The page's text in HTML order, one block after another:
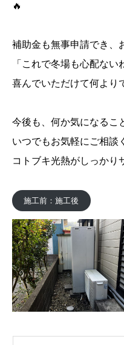
🔥
補助金も無事申請でき、
「これで冬場も心配ない
喜んでいただけて何より
今後も、何か気になるこ
いつでもお気軽にご相談
コトブキ光熱がしっかり
施工前：施工後